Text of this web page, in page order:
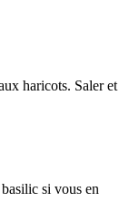
haricots. Saler et
si vous en